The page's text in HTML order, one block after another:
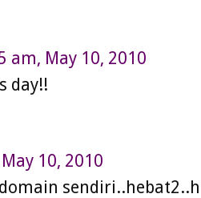
am, May 10, 2010
day!!
10, 2010